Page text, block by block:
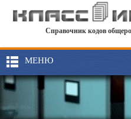
Справочник кодов
МЕНЮ